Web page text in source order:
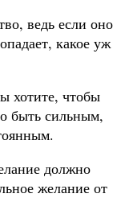
ведь если оно
какое уж
хотите, чтобы
быть сильным,
должно
желание от